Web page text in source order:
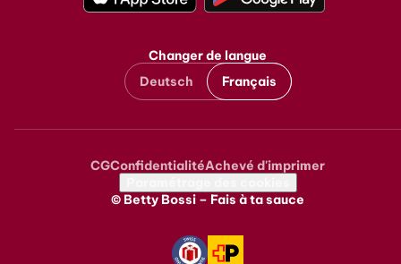
Changer de langue
Deutsch
Français
Metanavigation
CGConfidentialitéAchevé d'imprimer
© Betty Bossi – Fais à ta sauce